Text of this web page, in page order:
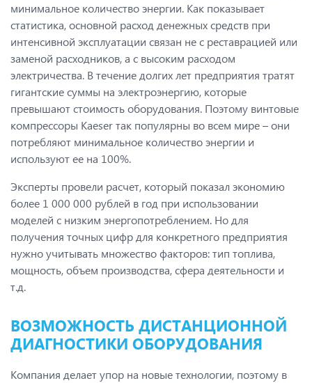
минимальное количество энергии. Как показывает
статистика, основной расход денежных средств при
интенсивной эксплуатации связан не с реставрацией или
заменой расходников, а с высоким расходом
электричества. В течение долгих лет предприятия тратят
гигантские суммы на электроэнергию, которые
превышают стоимость оборудования. Поэтому винтовые
компрессоры Kaeser так популярны во всем мире – они
потребляют минимальное количество энергии и
используют ее на 100%.
Эксперты провели расчет, который показал экономию
более 1 000 000 рублей в год при использовании
моделей с низким энергопотреблением. Но для
получения точных цифр для конкретного предприятия
нужно учитывать множество факторов: тип топлива,
мощность, объем производства, сфера деятельности и
т.д.
ВОЗМОЖНОСТЬ ДИСТАНЦИОННОЙ
ДИАГНОСТИКИ ОБОРУДОВАНИЯ
Компания делает упор на новые технологии, поэтому в